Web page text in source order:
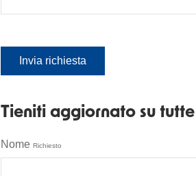
Tieniti aggiornato su
NomeRichiesto